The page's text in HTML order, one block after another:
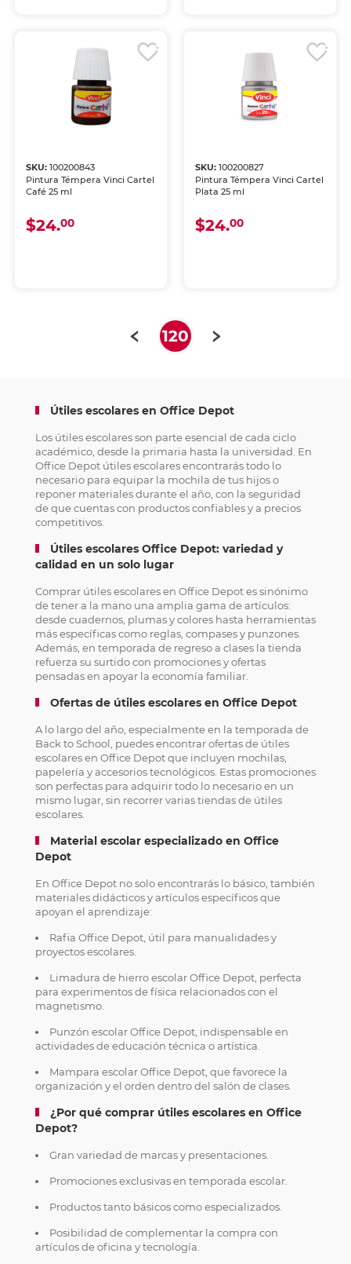
SKU:100200843
Pintura Témpera Vinci Cartel
Café 25 ml
$24.00
SKU: 100200827
Pintura Témpera Vinci Cartel
Plata 25 ml
$24.00
120(current)
Útiles escolares en Office Depot
Los útiles escolares son parte esencial de cada ciclo
académico, desde la primaria hasta la universidad. En
Office Depot útiles escolares encontrarás todo lo
necesario para equipar la mochila de tus hijos o
reponer materiales durante el año, con la seguridad
de que cuentas con productos confiables y a precios
competitivos.
Útiles escolares Office Depot: variedad y
calidad en un solo lugar
Comprar útiles escolares en Office Depot es sinónimo
de tener a la mano una amplia gama de artículos:
desde cuadernos, plumas y colores hasta herramientas
más específicas como reglas, compases y punzones.
Además, en temporada de regreso a clases la tienda
refuerza su surtido con promociones y ofertas
pensadas en apoyar la economía familiar.
Ofertas de útiles escolares en Office Depot
A lo largo del año, especialmente en la temporada de
Back to School, puedes encontrar ofertas de útiles
escolares en Office Depot que incluyen mochilas,
papelería y accesorios tecnológicos. Estas promociones
son perfectas para adquirir todo lo necesario en un
mismo lugar, sin recorrer varias tiendas de útiles
escolares.
Material escolar especializado en Office
Depot
En Office Depot no solo encontrarás lo básico, también
materiales didácticos y artículos específicos que
apoyan el aprendizaje:
Rafia Office Depot, útil para manualidades y
proyectos escolares.
Limadura de hierro escolar Office Depot, perfecta
para experimentos de física relacionados con el
magnetismo.
Punzón escolar Office Depot, indispensable en
actividades de educación técnica o artística.
Mampara escolar Office Depot, que favorece la
organización y el orden dentro del salón de clases.
¿Por qué comprar útiles escolares en Office
Depot?
Gran variedad de marcas y presentaciones.
Promociones exclusivas en temporada escolar.
Productos tanto básicos como especializados.
Posibilidad de complementar la compra con
artículos de oficina y tecnología.